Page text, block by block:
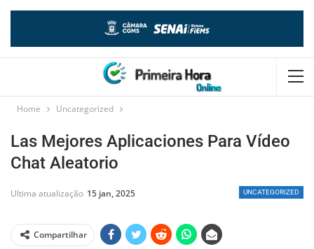
Home Uncategorized
Las Mejores Aplicaciones Para Vídeo
Chat Aleatorio
UNCATEGORIZED
Ultima atualização 15 jan, 2025
Compartilhar